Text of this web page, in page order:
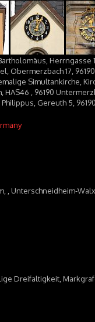
Obermerzbach 17,
Simultankirche,
, 96190
Gereuth 5,
, Unterschneidheim-
Dreifaltigkeit,